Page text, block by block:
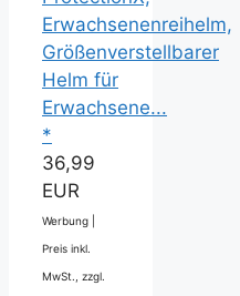
Erwachsenenreihelm,
Größenverstellbarer
Helm für
Erwachsene...
*
36,99
EUR
Werbung |
Preis inkl.
MwSt., zzgl.